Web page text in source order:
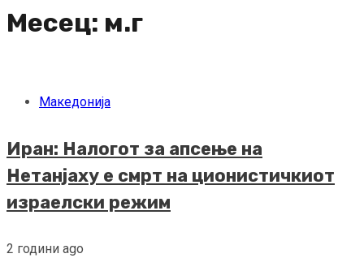
Месец: м.г
Македонија
Иран: Налогот за апсење на
Нетанјаху е смрт на ционистичкиот
израелски режим
2 години ago